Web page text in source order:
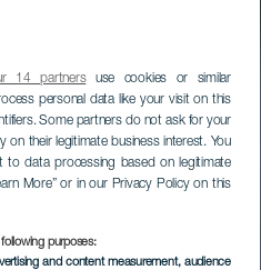
14 partnersuse cookies or similar
personal data like your visit on this
Some partners do not ask for your
their legitimate business interest. You
data processing based on legitimate
More” or in our Privacy Policy on this
purposes:
and content measurement, audience